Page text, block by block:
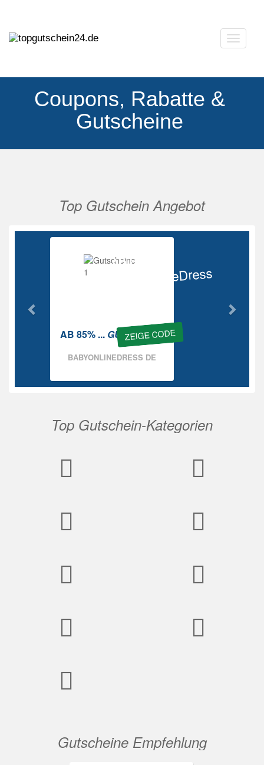
Coupons, Rabatte &
Gutscheine
Top Gutschein Angebot
Ab 85%
BabyOnlineDress
ZEIGE CODE
AB 85% ... GUTSCHEIN
BABYONLINEDRESS DE
Vorherige
Top Gutschein-Kategorien
Gutscheine Empfehlung